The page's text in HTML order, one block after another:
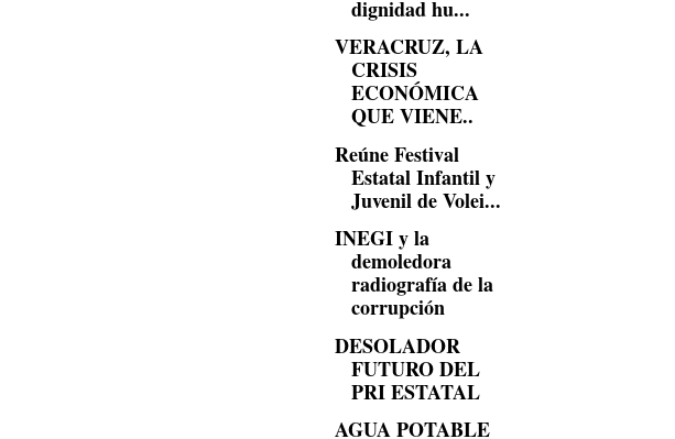
dignidad hu...
VERACRUZ, LA
CRISIS
ECONÓMICA
QUE VIENE..
Reúne Festival
Estatal Infantil y
Juvenil de Volei...
INEGI y la
demoledora
radiografía de la
corrupción
DESOLADOR
FUTURO DEL
PRI ESTATAL
AGUA POTABLE